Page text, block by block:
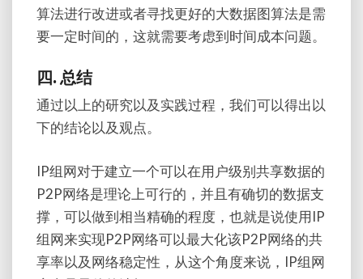
算法进行改进或者寻找更好的大数据图算法是需
要一定时间的，这就需要考虑到时间成本问题。
四. 总结
通过以上的研究以及实践过程，我们可以得出以
下的结论以及观点。
IP组网对于建立一个可以在用户级别共享数据的
P2P网络是理论上可行的，并且有确切的数据支
撑，可以做到相当精确的程度，也就是说使用IP
组网来实现P2P网络可以最大化该P2P网络的共
享率以及网络稳定性，从这个角度来说，IP组网